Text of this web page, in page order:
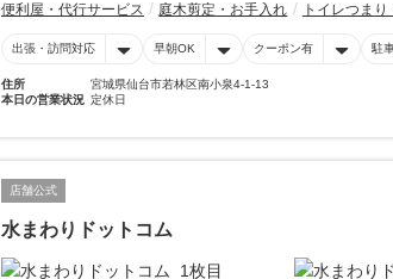
便利屋・代行サービス 庭木剪定・お手入れ トイレつま
出張・訪問対応 早朝OK クーポン有 駐
住所
宮城県仙台市若林区南小泉4-1-13
本日の営業状況 定休日
店舗公式
水まわりドットコム